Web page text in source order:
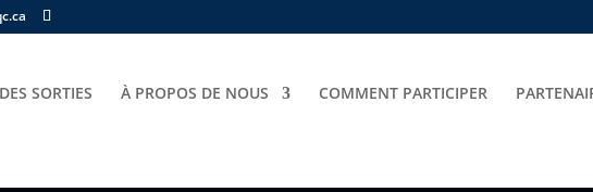
SORTIES À PROPOS DE NOUS COMMENT PARTICIPER